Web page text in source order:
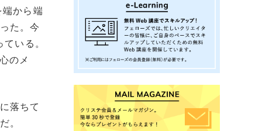
端から端
た。今
いる。
のメ
落ちて
。